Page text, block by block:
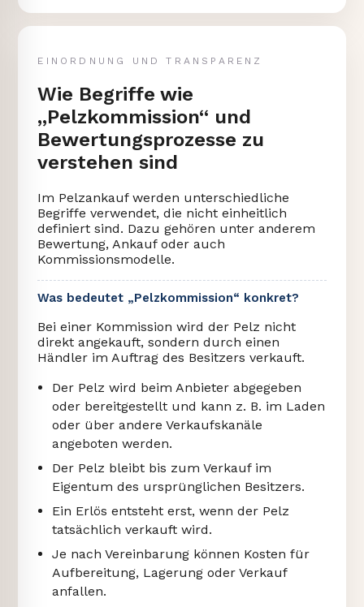
EINORDNUNG UND TRANSPARENZ
Wie Begriffe wie
„Pelzkommission“ und
Bewertungsprozesse zu
verstehen sind
Im Pelzankauf werden unterschiedliche
Begriffe verwendet, die nicht einheitlich
definiert sind. Dazu gehören unter anderem
Bewertung, Ankauf oder auch
Kommissionsmodelle.
Was bedeutet „Pelzkommission“ konkret?
Bei einer Kommission wird der Pelz nicht
direkt angekauft, sondern durch einen
Händler im Auftrag des Besitzers verkauft.
Der Pelz wird beim Anbieter abgegeben
oder bereitgestellt und kann z. B. im Laden
oder über andere Verkaufskanäle
angeboten werden.
Der Pelz bleibt bis zum Verkauf im
Eigentum des ursprünglichen Besitzers.
Ein Erlös entsteht erst, wenn der Pelz
tatsächlich verkauft wird.
Je nach Vereinbarung können Kosten für
Aufbereitung, Lagerung oder Verkauf
anfallen.